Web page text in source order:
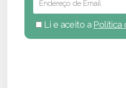
Li e aceito a Política